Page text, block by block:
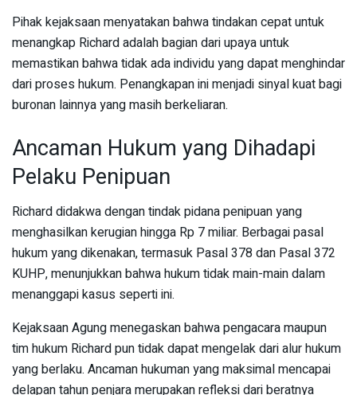
Pihak kejaksaan menyatakan bahwa tindakan cepat untuk
menangkap Richard adalah bagian dari upaya untuk
memastikan bahwa tidak ada individu yang dapat menghindar
dari proses hukum. Penangkapan ini menjadi sinyal kuat bagi
buronan lainnya yang masih berkeliaran.
Ancaman Hukum yang Dihadapi
Pelaku Penipuan
Richard didakwa dengan tindak pidana penipuan yang
menghasilkan kerugian hingga Rp 7 miliar. Berbagai pasal
hukum yang dikenakan, termasuk Pasal 378 dan Pasal 372
KUHP, menunjukkan bahwa hukum tidak main-main dalam
menanggapi kasus seperti ini.
Kejaksaan Agung menegaskan bahwa pengacara maupun
tim hukum Richard pun tidak dapat mengelak dari alur hukum
yang berlaku. Ancaman hukuman yang maksimal mencapai
delapan tahun penjara merupakan refleksi dari beratnya